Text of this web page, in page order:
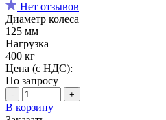
Нет отзывов
Диаметр колеса
125 мм
Нагрузка
400 кг
Цена (с НДС):
По запросу
- +
В корзину